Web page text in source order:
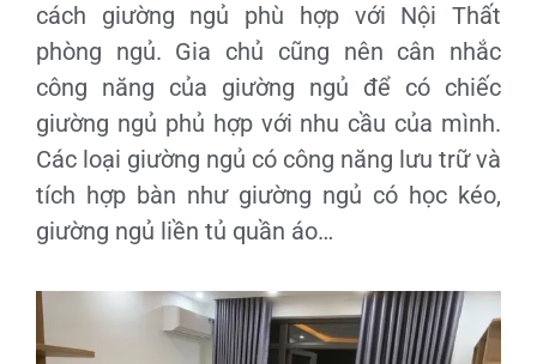
cách giường ngủ phù hợp với Nội Thất
phòng ngủ. Gia chủ cũng nên cân nhắc
công năng của giường ngủ để có chiếc
giường ngủ phủ hợp với nhu cầu của mình.
Các loại giường ngủ có công năng lưu trữ và
tích hợp bàn như giường ngủ có học kéo,
giường ngủ liền tủ quần áo…